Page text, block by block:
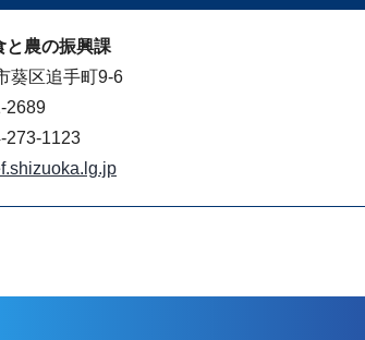
と農の振興課
葵区追手町9-6
2689
273-1123